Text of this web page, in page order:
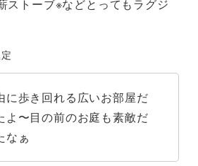
ストーブ※などとってもラグジ
に歩き回れる広いお部屋だ
よ〜目の前のお庭も素敵だ
なぁ